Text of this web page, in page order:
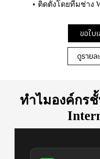
ติดตั้งโดยทีมช่าง
ขอใบ
ดูรายล
ทำไมองค์กรชั้